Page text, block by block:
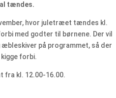
tændes.
hvor juletræet tændes kl.
med godter til børnene. Der vil
på programmet, så der
forbi.
fra kl. 12.00-16.00.